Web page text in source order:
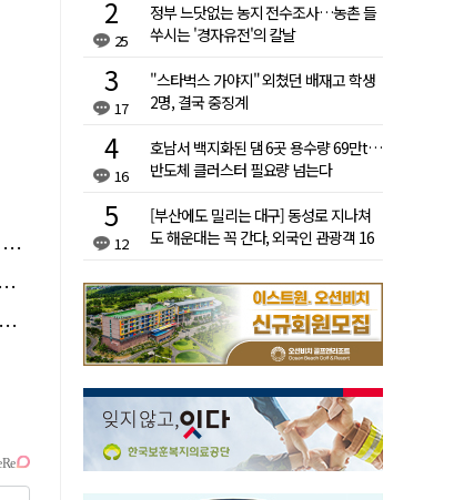
25
정부 느닷없는 농지 전수조사…농촌 들
쑤시는 '경자유전'의 칼날
17
"스타벅스 가야지" 외쳤던 배재고 학생
2명, 결국 중징계
16
호남서 백지화된 댐 6곳 용수량 69만t…
반도체 클러스터 필요량 넘는다
12
[부산에도 밀리는 대구] 동성로 지나쳐
도 해운대는 꼭 간다, 외국인 관광객 16